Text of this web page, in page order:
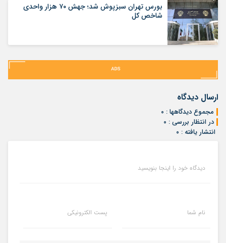
بورس تهران سبزپوش شد؛ جهش ۷۰ هزار واحدی
شاخص کل
ارسال دیدگاه
مجموع دیدگاهها : ۰
در انتظار بررسی : ۰
انتشار یافته : ۰
دیدگاه خود را اینجا بنویسید
نام شما پست الکترونیکی